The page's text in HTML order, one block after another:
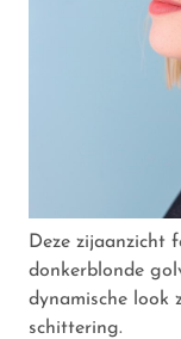
Deze zijaanzicht
donkerblonde
dynamische look
schittering.